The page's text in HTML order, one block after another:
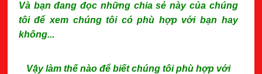
Và bạn đang đọc những chia sẻ này của chúng
tôi để xem chúng tôi có phù hợp với bạn hay
không...
Vậy làm thế nào để biết chúng tôi phù hợp với